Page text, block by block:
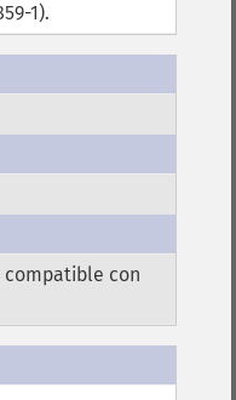
1).
con